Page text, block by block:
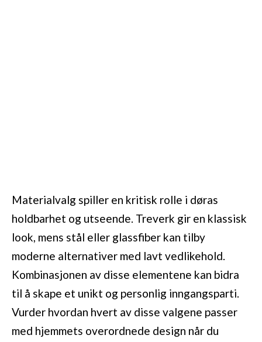
Materialvalg spiller en kritisk rolle i døras
holdbarhet og utseende. Treverk gir en klassisk
look, mens stål eller glassfiber kan tilby
moderne alternativer med lavt vedlikehold.
Kombinasjonen av disse elementene kan bidra
til å skape et unikt og personlig inngangsparti.
Vurder hvordan hvert av disse valgene passer
med hjemmets overordnede design når du